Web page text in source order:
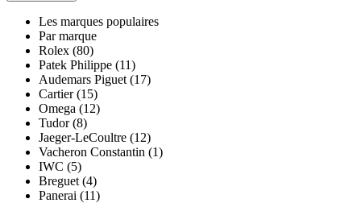
Les marques populaires
Par marque
Rolex (80)
Patek Philippe (11)
Audemars Piguet (17)
Cartier (15)
Omega (12)
Tudor (8)
Jaeger-LeCoultre (12)
Vacheron Constantin (1)
IWC (5)
Breguet (4)
Panerai (11)